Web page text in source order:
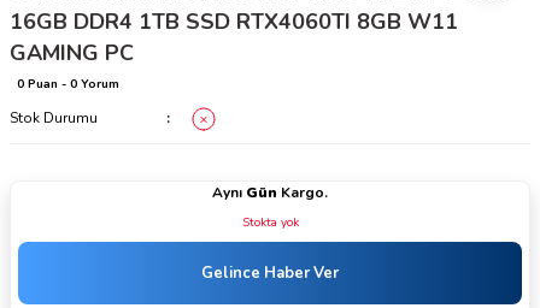
16GB DDR4 1TB SSD RTX4060TI 8GB W11
GAMING PC
0 Puan - 0 Yorum
Stok Durumu
Aynı Gün Kargo.
Stokta yok
Gelince Haber Ver